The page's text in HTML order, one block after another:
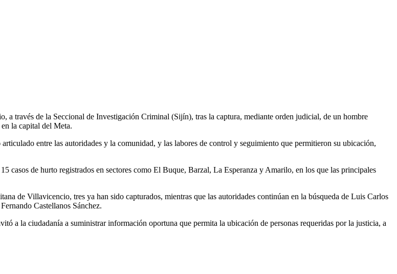
través de la Seccional de Investigación Criminal (Sijín), tras la captura, mediante orden judicial, de un hombre
la capital del Meta.
entre las autoridades y la comunidad, y las labores de control y seguimiento que permitieron su ubicación,
casos de hurto registrados en sectores como El Buque, Barzal, La Esperanza y Amarilo, en los que las principales
de Villavicencio, tres ya han sido capturados, mientras que las autoridades continúan en la búsqueda de Luis Carlos
Castellanos Sánchez.
a la ciudadanía a suministrar información oportuna que permita la ubicación de personas requeridas por la justicia, a